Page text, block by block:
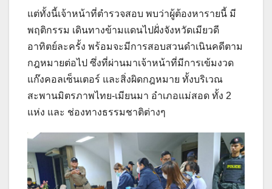
แต่ทั้งนี้เจ้าหน้าที่ตำรวจสอบ พบว่าผู้ต้องหารายนี้ มี
พฤติกรรม เดินทางข้ามแดนไปฝั่งจังหวัดเมียวดี
อาทิตย์ละครั้ง พร้อมจะมีการสอบสวนดำเนินคดีตาม
กฎหมายต่อไป ซึ่งที่ผ่านมาเจ้าหน้าที่มีการเข้มงวด
แก๊งคอลเซ็นเตอร์ และสิ่งผิดกฎหมาย ทั้งบริเวณ
สะพานมิตรภาพไทย-เมียนมา อำเภอแม่สอด ทั้ง 2
แห่ง และ ช่องทางธรรมชาติต่างๆ